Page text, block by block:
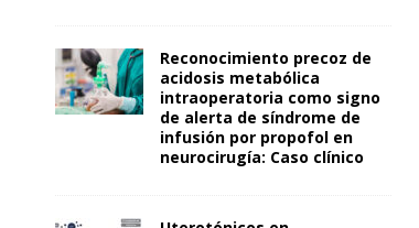
Reconocimiento precoz de
acidosis metabólica
intraoperatoria como signo
de alerta de síndrome de
infusión por propofol en
neurocirugía: Caso clínico